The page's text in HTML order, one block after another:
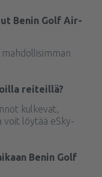
Benin Golf Air-
reiteillä?
kulkevat,
voit löytää eSky-
Benin Golf